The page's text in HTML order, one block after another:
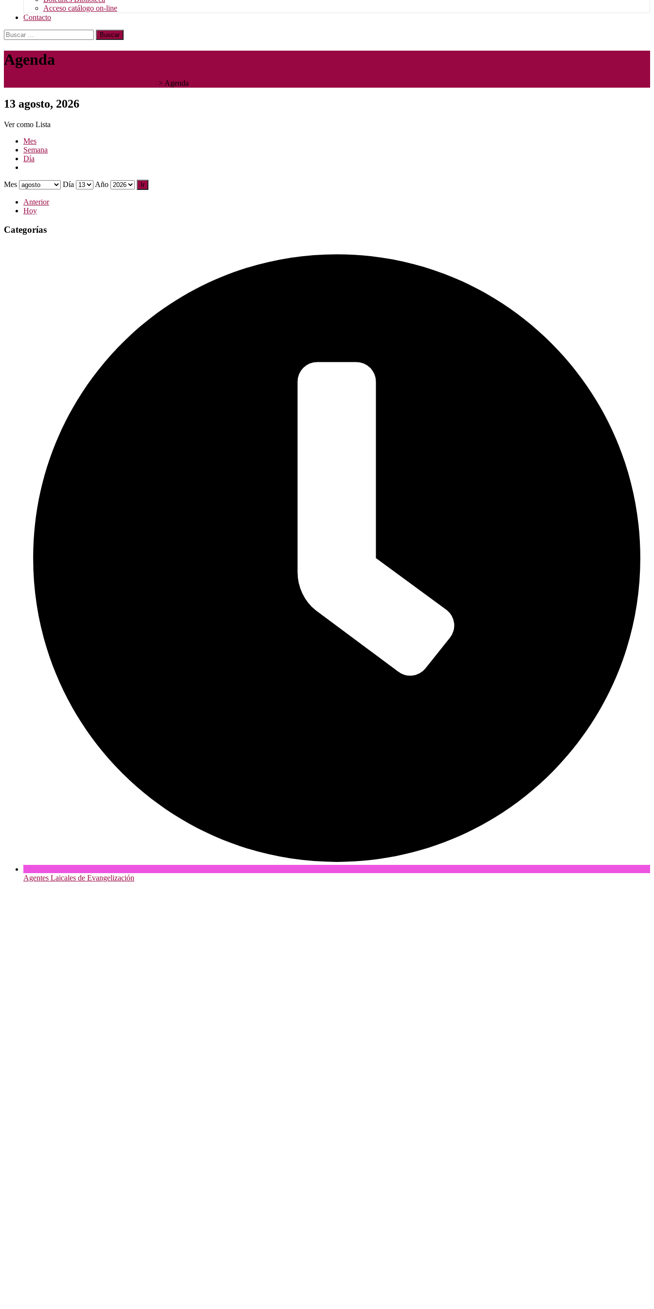
Acceso catálogo on-line
Contacto
Buscar:
Agenda
> Agenda
13 agosto, 2026
Ver como Lista
Mes
Semana
Día
Mes Día Año
Anterior
Hoy
Categorías
Agentes Laicales de Evangelización